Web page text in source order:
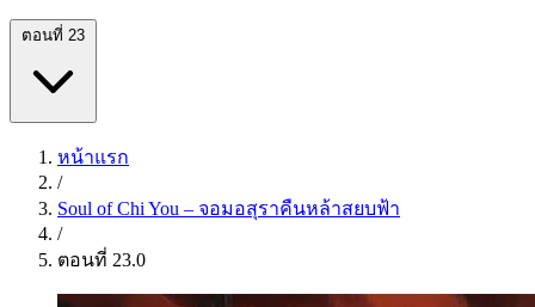
ตอนที่ 23
หน้าแรก
/
Soul of Chi You – จอมอสุราคืนหล้าสยบฟ้า
/
ตอนที่ 23.0